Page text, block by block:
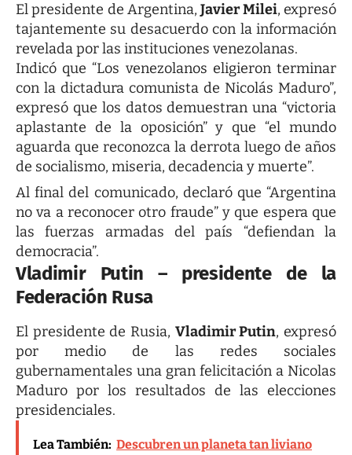
El presidente de Argentina,Javier Milei, expresó
tajantemente su desacuerdo con la información
revelada por las instituciones venezolanas.
Indicó que “Los venezolanos eligieron terminar
con la dictadura comunista de Nicolás Maduro”,
expresó que los datos demuestran una “victoria
aplastante de la oposición” y que “el mundo
aguarda que reconozca la derrota luego de años
de socialismo, miseria, decadencia y muerte”.
Al final del comunicado, declaró que “Argentina
no va a reconocer otro fraude” y que espera que
las fuerzas armadas del país “defiendan la
democracia”.
Vladimir Putin – presidente de la
Federación Rusa
El presidente de Rusia, Vladimir Putin, expresó
por medio de las redes sociales
gubernamentales una gran felicitación a Nicolas
Maduro por los resultados de las elecciones
presidenciales.
Lea También: Descubren un planeta tan liviano